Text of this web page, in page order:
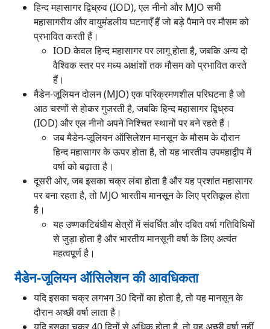
हिन्द महासागर द्विध्रुव (IOD), एल नीनो और MJO सभी
महासागरीय और वायुमंडलीय घटनाएँ हैं जो बड़े पैमाने पर मौसम को
प्रभावित करती हैं।
IOD केवल हिन्द महासागर पर लागू होता है, जबकि अन्य दो
वैश्विक स्तर पर मध्य अक्षांशों तक मौसम को प्रभावित करते
हैं।
मैडेन-जूलियन दोलन (MJO) एक परिक्रमणशील परिघटना है जो
आठ चरणों से होकर गुजरती है, जबकि हिन्द महासागर द्विध्रुव
(IOD) और एल नीनो अपने निश्चित स्थानों पर बने रहते हैं।
जब मैडेन-जूलियन ऑसिलेशन मानसून के मौसम के दौरान
हिन्द महासागर के ऊपर होता है, तो यह भारतीय उपमहाद्वीप में
वर्षा को बढ़ाता है।
दूसरी ओर, जब इसका चक्र लंबा होता है और यह प्रशांत महासागर
पर बना रहता है, तो MJO भारतीय मानसून के लिए प्रतिकूल होता
है।
यह उष्णकटिबंधीय क्षेत्रों में संवर्धित और दबित वर्षा गतिविधियों
से जुड़ा होता है और भारतीय मानसूनी वर्षा के लिए अत्यंत
महत्वपूर्ण है।
मैडेन-जूलियन ऑसिलेशन की आवधिकता
यदि इसका चक्र लगभग 30 दिनों का होता है, तो यह मानसून के
दौरान अच्छी वर्षा लाता है।